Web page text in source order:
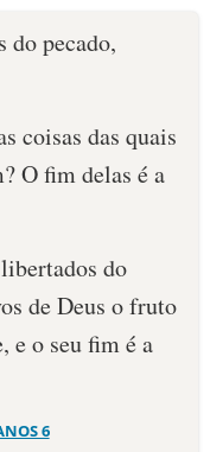
do pecado,
coisas das quais
O fim delas é a
do
de Deus o fruto
e o seu fim é a
6